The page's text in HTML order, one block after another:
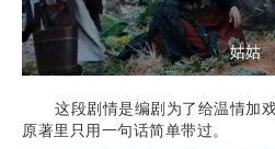
这段剧情是编剧为了给温情加
原著里只用一句话简单带过。